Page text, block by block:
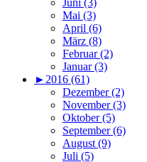
Mai (3)
April (6)
März (8)
Februar (2)
Januar (3)
► 2016 (61)
Dezember (2)
November (3)
Oktober (5)
September (6)
August (9)
Juli (5)